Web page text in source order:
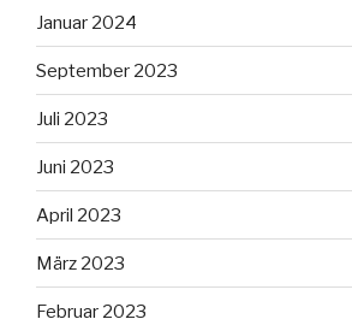
Januar 2024
September 2023
Juli 2023
Juni 2023
April 2023
März 2023
Februar 2023